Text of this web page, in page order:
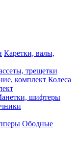
Каретки, валы,
трещетки
Колеса
шифтеры
Ободные